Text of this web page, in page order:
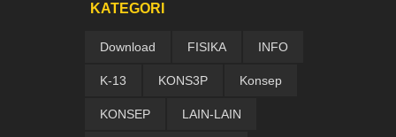
KATEGORI
Download FISIKA INFO
K-13 KONS3P Konsep
KONSEP LAIN-LAIN